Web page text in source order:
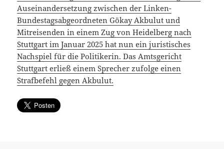
Auseinandersetzung zwischen der Linken-
Bundestagsabgeordneten Gökay Akbulut und
Mitreisenden in einem Zug von Heidelberg nach
Stuttgart im Januar 2025 hat nun ein juristisches
Nachspiel für die Politikerin. Das Amtsgericht
Stuttgart erließ einem Sprecher zufolge einen
Strafbefehl gegen Akbulut.